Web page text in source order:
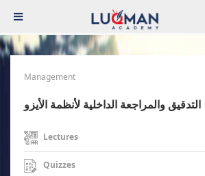
Management
التدقيق والمراجعة الداخلية لأنظمة الأيزو
Lectures
Quizzes